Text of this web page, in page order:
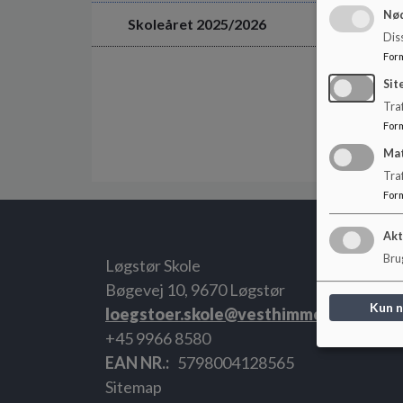
Skoleåret 2025/2026
Løgstør Skole
Bøgevej 10, 9670 Løgstør
loegstoer.skole@vesthimmerland.dk
+45 9966 8580
EAN NR.
5798004128565
Sitemap
Kun